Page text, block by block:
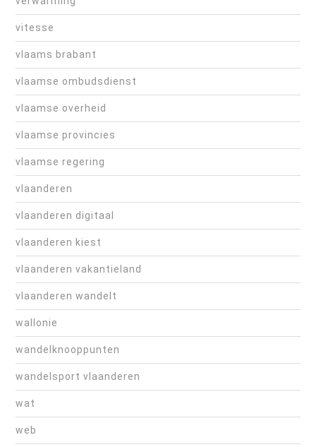
vitesse
vlaams brabant
vlaamse ombudsdienst
vlaamse overheid
vlaamse provincies
vlaamse regering
vlaanderen
vlaanderen digitaal
vlaanderen kiest
vlaanderen vakantieland
vlaanderen wandelt
wallonie
wandelknooppunten
wandelsport vlaanderen
wat
web